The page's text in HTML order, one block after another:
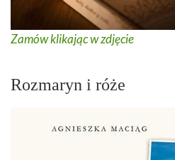
Zamów klikając w zdjęcie
Rozmaryn i róże